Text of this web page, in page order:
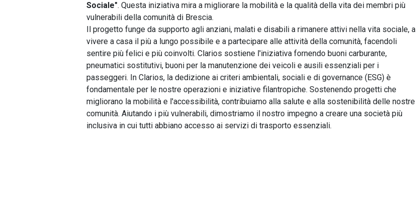
Sociale". Questa iniziativa mira a migliorare la mobilità e la qualità della vita dei membri più
vulnerabili della comunità di Brescia.
Il progetto funge da supporto agli anziani, malati e disabili a rimanere attivi nella vita sociale, a
vivere a casa il più a lungo possibile e a partecipare alle attività della comunità, facendoli
sentire più felici e più coinvolti. Clarios sostiene l'iniziativa fornendo buoni carburante,
pneumatici sostitutivi, buoni per la manutenzione dei veicoli e ausili essenziali per i
passeggeri. In Clarios, la dedizione ai criteri ambientali, sociali e di governance (ESG) è
fondamentale per le nostre operazioni e iniziative filantropiche. Sostenendo progetti che
migliorano la mobilità e l'accessibilità, contribuiamo alla salute e alla sostenibilità delle nostre
comunità. Aiutando i più vulnerabili, dimostriamo il nostro impegno a creare una società più
inclusiva in cui tutti abbiano accesso ai servizi di trasporto essenziali.